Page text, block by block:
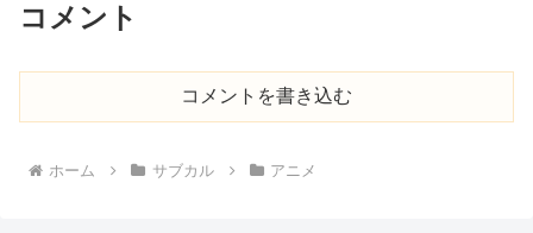
コメント
コメントを書き込む
ホーム サブカル アニメ